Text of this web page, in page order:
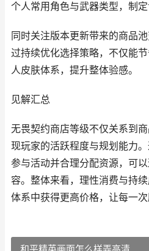
个人常用角色与武器类型，制定
同时关注版本更新带来的商品
过持续优化选择策略，不仅能
人皮肤体系，提升整体验感。
见解汇总
无畏契约商店等级不仅关系到
现玩家的活跃程度与规划能力
参与活动并合理分配资源，可
容。整体来看，理性消费与持
体系中获得更高价格，让每一次